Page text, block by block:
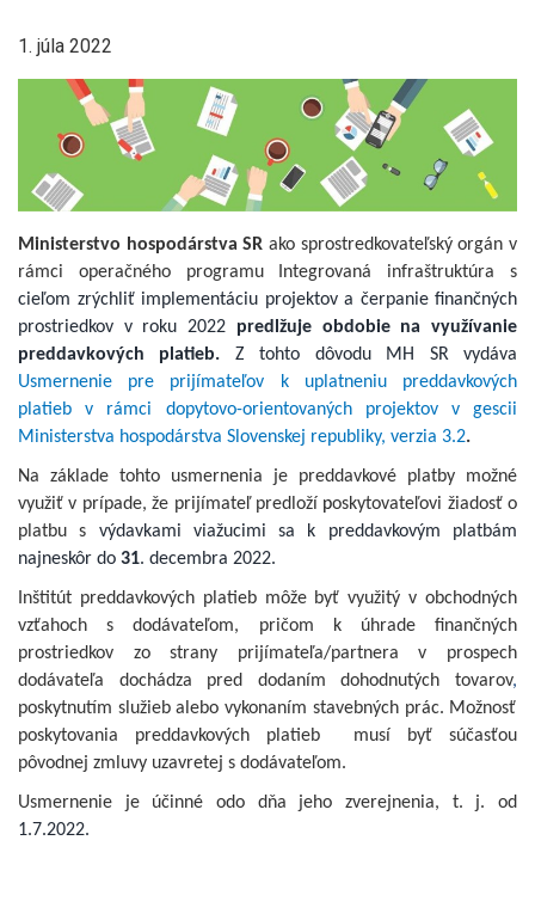
1. júla 2022
Ministerstvo hospodárstva SR ako sprostredkovateľský orgán v
rámci operačného programu Integrovaná infraštruktúra s
cieľom zrýchliť implementáciu projektov a čerpanie finančných
prostriedkov v roku 2022 predlžuje obdobie na využívanie
preddavkových platieb. Z tohto dôvodu MH SR vydáva
Usmernenie pre prijímateľov k uplatneniu preddavkových
platieb v rámci dopytovo-orientovaných projektov v gescii
Ministerstva hospodárstva Slovenskej republiky, verzia 3.2.
Na základe tohto usmernenia je preddavkové platby možné
využiť v prípade, že prijímateľ predloží poskytovateľovi žiadosť o
platbu s výdavkami viažucimi sa k preddavkovým platbám
najneskôr do 31. decembra 2022.
Inštitút preddavkových platieb môže byť využitý v obchodných
vzťahoch s dodávateľom, pričom k úhrade finančných
prostriedkov zo strany prijímateľa/partnera v prospech
dodávateľa dochádza pred dodaním dohodnutých tovarov,
poskytnutím služieb alebo vykonaním stavebných prác. Možnosť
poskytovania preddavkových platieb musí byť súčasťou
pôvodnej zmluvy uzavretej s dodávateľom.
Usmernenie je účinné odo dňa jeho zverejnenia, t. j. od
1.7.2022.